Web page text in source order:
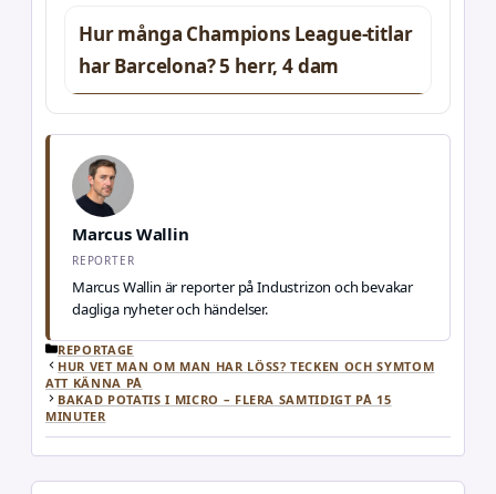
Hur många Champions League-titlar
har Barcelona? 5 herr, 4 dam
Marcus Wallin
REPORTER
Marcus Wallin är reporter på Industrizon och bevakar
dagliga nyheter och händelser.
KATEGORIER
REPORTAGE
HUR VET MAN OM MAN HAR LÖSS? TECKEN OCH SYMTOM
ATT KÄNNA PÅ
BAKAD POTATIS I MICRO – FLERA SAMTIDIGT PÅ 15
MINUTER